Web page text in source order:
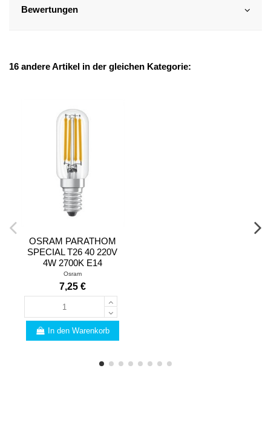
Bewertungen
16 andere Artikel in der gleichen Kategorie:
OSRAM PARATHOM
SPECIAL T26 40 220V
4W 2700K E14
Osram
7,25 €
In den Warenkorb